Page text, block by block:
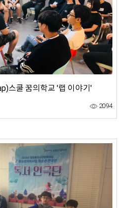
스쿨 꿈의학교 '랩 이야기'
2094